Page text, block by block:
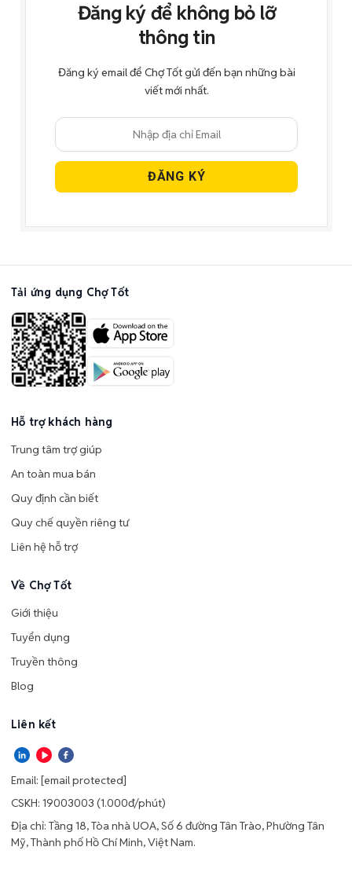
Đăng ký để không bỏ lỡ
thông tin
Đăng ký email để Chợ Tốt gửi đến bạn những bài
viết mới nhất.
Tải ứng dụng Chợ Tốt
Hỗ trợ khách hàng
Trung tâm trợ giúp
An toàn mua bán
Quy định cần biết
Quy chế quyền riêng tư
Liên hệ hỗ trợ
Về Chợ Tốt
Giới thiệu
Tuyển dụng
Truyền thông
Blog
Liên kết
Email: [email protected]
CSKH: 19003003 (1.000đ/phút)
Địa chỉ: Tầng 18, Tòa nhà UOA, Số 6 đường Tân Trào, Phường Tân
Mỹ, Thành phố Hồ Chí Minh, Việt Nam.